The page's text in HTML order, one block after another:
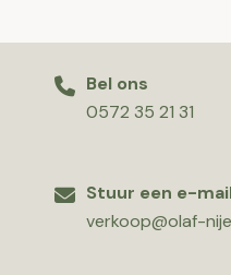
Bel ons
0572 35 21 31
Stuur een e-
verkoop@olaf-